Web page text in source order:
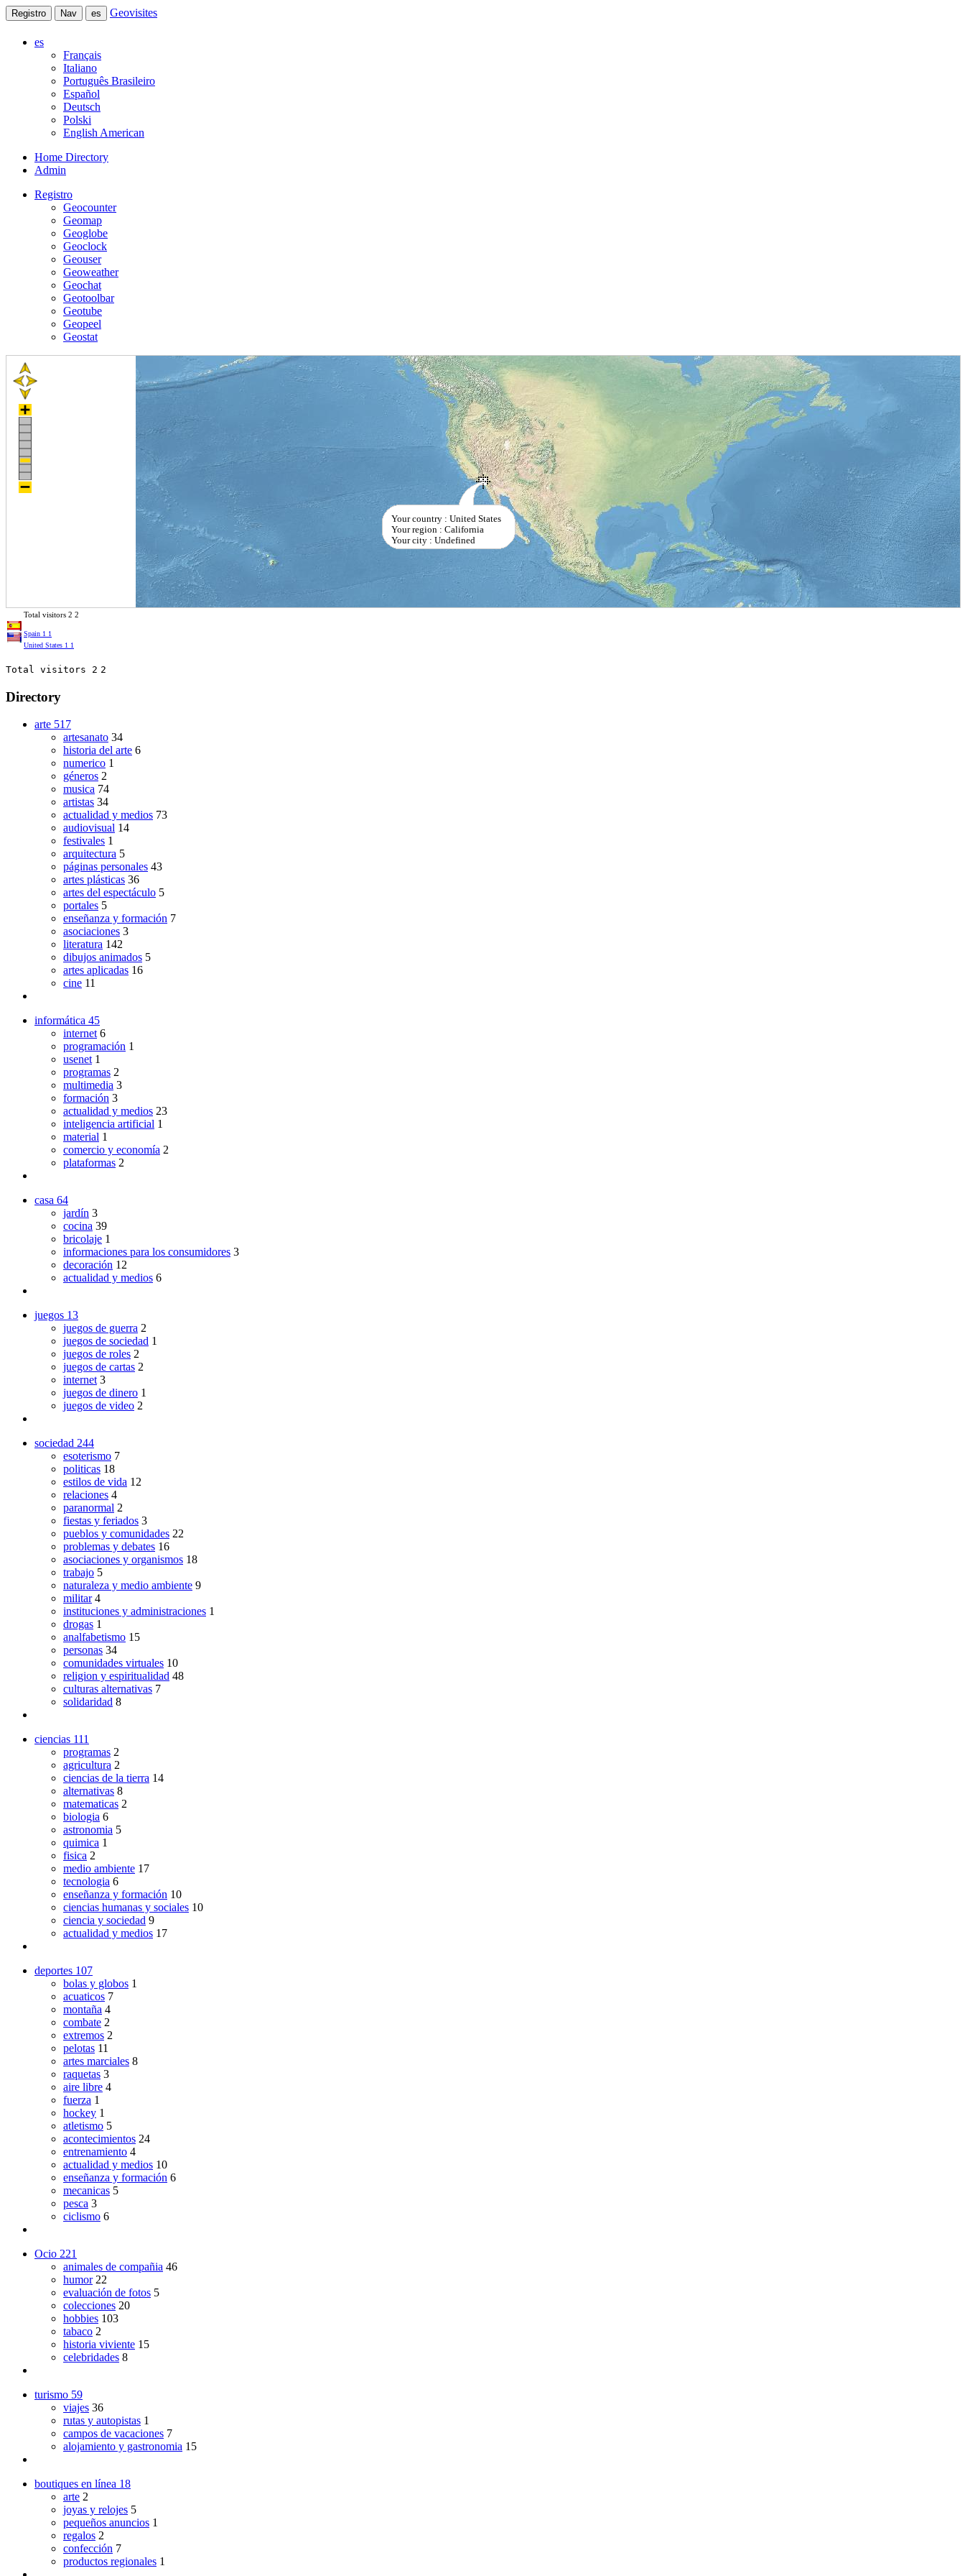
Registro Nav es Geovisites
es
Français
Italiano
Português Brasileiro
Español
Deutsch
Polski
English American
Home Directory
Admin
Registro
Geocounter
Geomap
Geoglobe
Geoclock
Geouser
Geoweather
Geochat
Geotoolbar
Geotube
Geopeel
Geostat
Your country : United States
Your region : California
Your city : Undefined
Total visitors 2 2
Spain 1 1
United States 1 1
Total visitors 2 2
Directory
arte 517
artesanato 34
historia del arte 6
numerico 1
géneros 2
musica 74
artistas 34
actualidad y medios 73
audiovisual 14
festivales 1
arquitectura 5
páginas personales 43
artes plásticas 36
artes del espectáculo 5
portales 5
enseñanza y formación 7
asociaciones 3
literatura 142
dibujos animados 5
artes aplicadas 16
cine 11
informática 45
internet 6
programación 1
usenet 1
programas 2
multimedia 3
formación 3
actualidad y medios 23
inteligencia artificial 1
material 1
comercio y economía 2
plataformas 2
casa 64
jardín 3
cocina 39
bricolaje 1
informaciones para los consumidores 3
decoración 12
actualidad y medios 6
juegos 13
juegos de guerra 2
juegos de sociedad 1
juegos de roles 2
juegos de cartas 2
internet 3
juegos de dinero 1
juegos de video 2
sociedad 244
esoterismo 7
politicas 18
estilos de vida 12
relaciones 4
paranormal 2
fiestas y feriados 3
pueblos y comunidades 22
problemas y debates 16
asociaciones y organismos 18
trabajo 5
naturaleza y medio ambiente 9
militar 4
instituciones y administraciones 1
drogas 1
analfabetismo 15
personas 34
comunidades virtuales 10
religion y espiritualidad 48
culturas alternativas 7
solidaridad 8
ciencias 111
programas 2
agricultura 2
ciencias de la tierra 14
alternativas 8
matematicas 2
biologia 6
astronomia 5
quimica 1
fisica 2
medio ambiente 17
tecnologia 6
enseñanza y formación 10
ciencias humanas y sociales 10
ciencia y sociedad 9
actualidad y medios 17
deportes 107
bolas y globos 1
acuaticos 7
montaña 4
combate 2
extremos 2
pelotas 11
artes marciales 8
raquetas 3
aire libre 4
fuerza 1
hockey 1
atletismo 5
acontecimientos 24
entrenamiento 4
actualidad y medios 10
enseñanza y formación 6
mecanicas 5
pesca 3
ciclismo 6
Ocio 221
animales de compañia 46
humor 22
evaluación de fotos 5
colecciones 20
hobbies 103
tabaco 2
historia viviente 15
celebridades 8
turismo 59
viajes 36
rutas y autopistas 1
campos de vacaciones 7
alojamiento y gastronomia 15
boutiques en línea 18
arte 2
joyas y relojes 5
pequeños anuncios 1
regalos 2
confección 7
productos regionales 1